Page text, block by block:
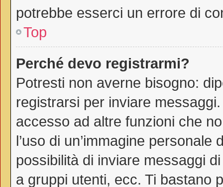
potrebbe esserci un errore di
Top
Perché devo registrarmi?
Potresti non averne bisogno:
registrarsi per inviare
accesso ad altre funzioni che
l’uso di un’immagine
possibilità di inviare messaggi
a gruppi utenti, ecc. Ti bastano